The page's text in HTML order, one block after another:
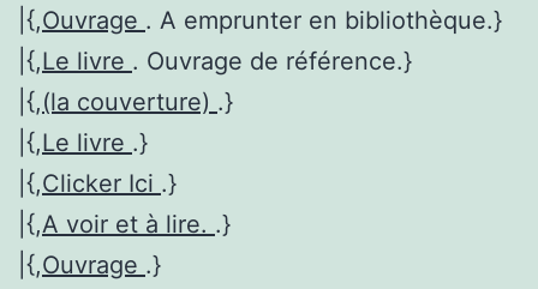
|{,Ouvrage . A emprunter en bibliothèque.}
|{,Le livre . Ouvrage de référence.}
|{,(la couverture) .}
|{,Le livre .}
|{,Clicker Ici .}
|{,A voir et à lire. .}
|{,Ouvrage .}